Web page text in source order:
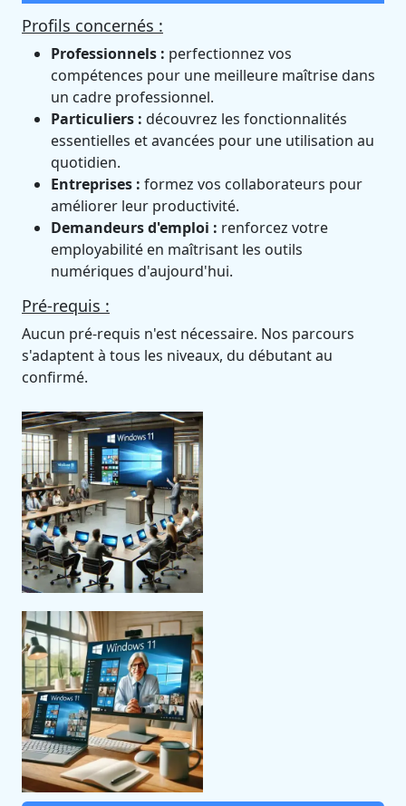
Profils concernés :
Professionnels : perfectionnez vos
compétences pour une meilleure maîtrise dans
un cadre professionnel.
Particuliers : découvrez les fonctionnalités
essentielles et avancées pour une utilisation au
quotidien.
Entreprises : formez vos collaborateurs pour
améliorer leur productivité.
Demandeurs d'emploi : renforcez votre
employabilité en maîtrisant les outils
numériques d'aujourd'hui.
Pré-requis :
Aucun pré-requis n'est nécessaire. Nos parcours
s'adaptent à tous les niveaux, du débutant au
confirmé.